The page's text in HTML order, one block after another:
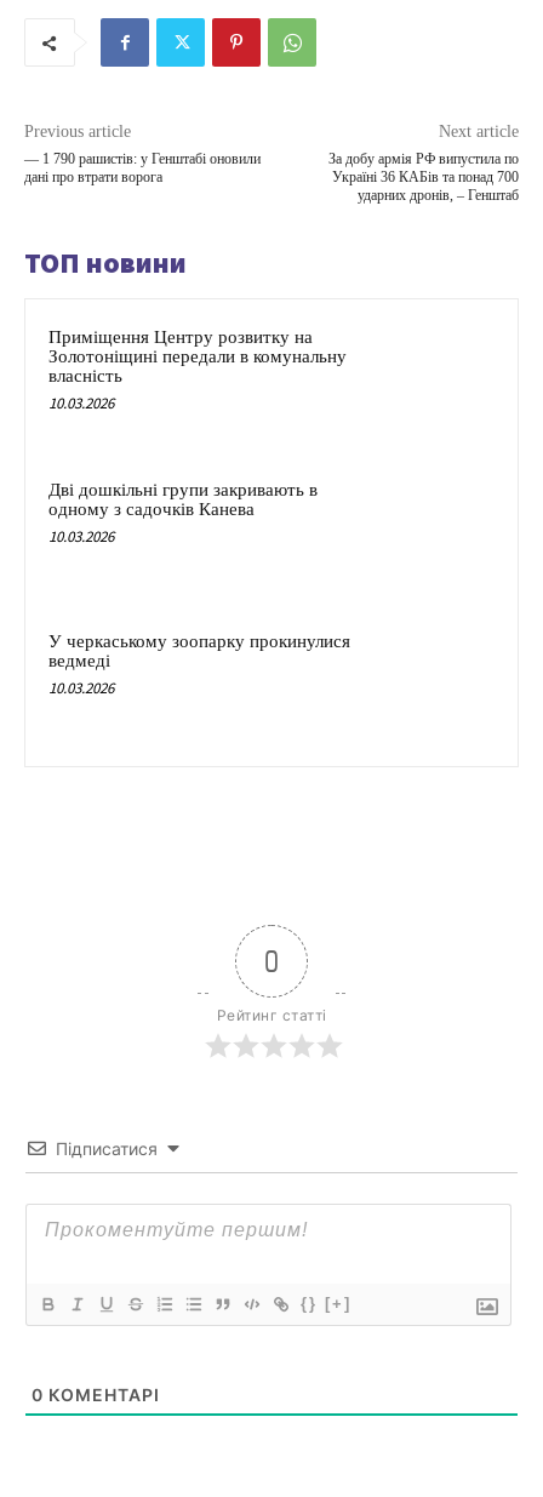
Previous article
— 1 790 рашистів: у Генштабі оновили
дані про втрати ворога
Next article
За добу армія РФ випустила по
Україні 36 КАБів та понад 700
ударних дронів, – Генштаб
ТОП новини
Приміщення Центру розвитку на
Золотоніщині передали в комунальну
власність
10.03.2026
Дві дошкільні групи закривають в
одному з садочків Канева
10.03.2026
У черкаському зоопарку прокинулися
ведмеді
10.03.2026
0
Рейтинг статті
Підписатися
{} [+]
0 КОМЕНТАРІ